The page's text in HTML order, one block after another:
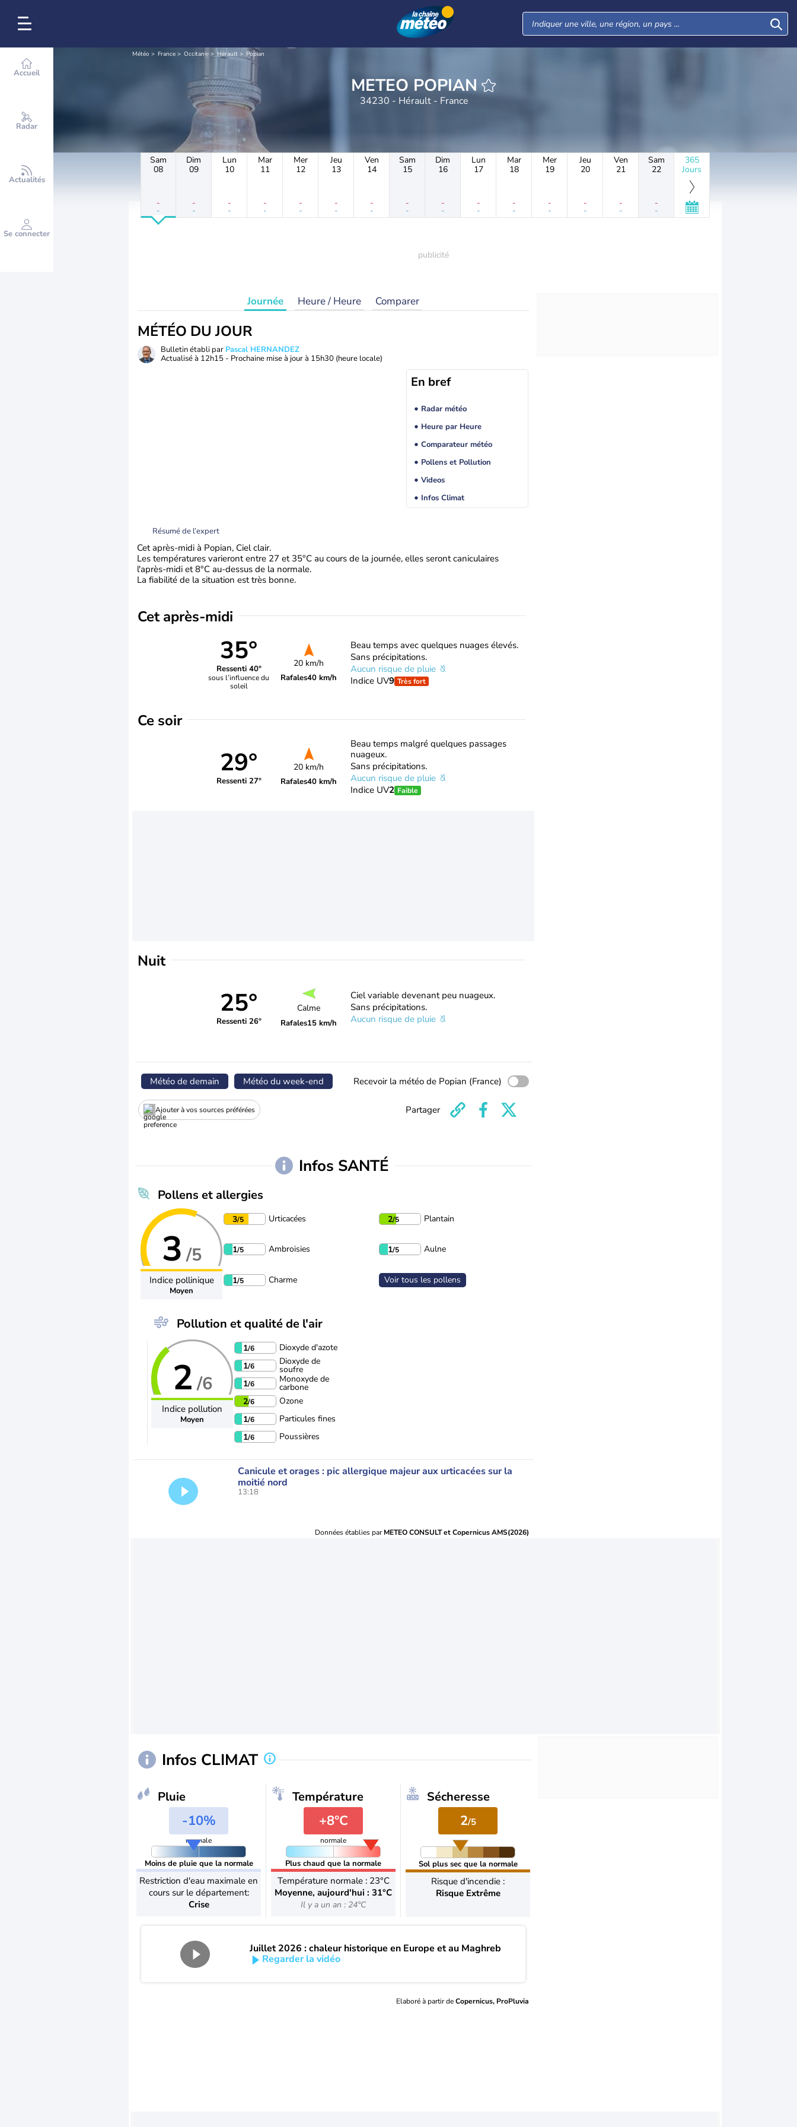
Accueil
Radar
Actualités
Se connecter
Météo France Occitanie Hérault Popian
METEO POPIAN
34230 - Hérault - France
Sam
08
-
-
Dim
09
-
-
Lun
10
-
-
Mar
11
-
-
Mer
12
-
-
Jeu
13
-
-
Ven
14
-
-
Sam
15
-
-
Dim
16
-
-
Lun
17
-
-
Mar
18
-
-
Mer
19
-
-
Jeu
20
-
-
Ven
21
-
-
Sam
22
-
-
365
Jours
Journée Heure / Heure Comparer
MÉTÉO DU JOUR
Bulletin établi par Pascal HERNANDEZ
Actualisé à 12h15 - Prochaine mise à jour à 15h30 (heure locale)
En bref
Radar météo
Heure par Heure
Comparateur météo
Pollens et Pollution
Videos
Infos Climat
Résumé de l’expert
Cet après-midi à Popian, Ciel clair.
Les températures varieront entre 27 et 35°C au cours de la journée, elles seront caniculaires
l'après-midi et 8°C au-dessus de la normale.
La fiabilité de la situation est très bonne.
Cet après-midi
35°
Ressenti 40°
sous l’influence du
soleil
20 km/h
Rafales40 km/h
Beau temps avec quelques nuages élevés.
Sans précipitations.
Aucun risque de pluie
Indice UV9 Très fort
Ce soir
29°
Ressenti 27°
20 km/h
Rafales40 km/h
Beau temps malgré quelques passages
nuageux.
Sans précipitations.
Aucun risque de pluie
Indice UV2 Faible
Nuit
25°
Ressenti 26°
Calme
Rafales15 km/h
Ciel variable devenant peu nuageux.
Sans précipitations.
Aucun risque de pluie
Météo de demain Météo du week-end Recevoir la météo de Popian (France)
Ajouter à vos sources préférées Partager
Infos SANTÉ
Pollens et allergies
3 /5
Indice pollinique
Moyen
3/5 Urticacées 2/5 Plantain
1/5 Ambroisies 1/5 Aulne
1/5 Charme Voir tous les pollens
Pollution et qualité de l'air
2 /6
Indice pollution
Moyen
1/6
Dioxyde d'azote
1/6 Dioxyde de
soufre
1/6 Monoxyde de
carbone
2/6
Ozone
1/6
Particules fines
1/6 Poussières
Canicule et orages : pic allergique majeur aux urticacées sur la
moitié nord
13:18
Données établies parMETEO CONSULT et Copernicus AMS(2026)
Infos CLIMAT
Pluie
-10%
normale
Moins de pluie que la normale
Restriction d'eau maximale en
cours sur le département:
Crise
Température
+8°C
normale
Plus chaud que la normale
Température normale : 23°C
Moyenne, aujourd'hui : 31°C
Il y a un an : 24°C
Sécheresse
2/5
Sol plus sec que la normale
Risque d'incendie :
Risque Extrême
Juillet 2026 : chaleur historique en Europe et au Maghreb
Regarder la vidéo
Elaboré à partir deCopernicus, ProPluvia